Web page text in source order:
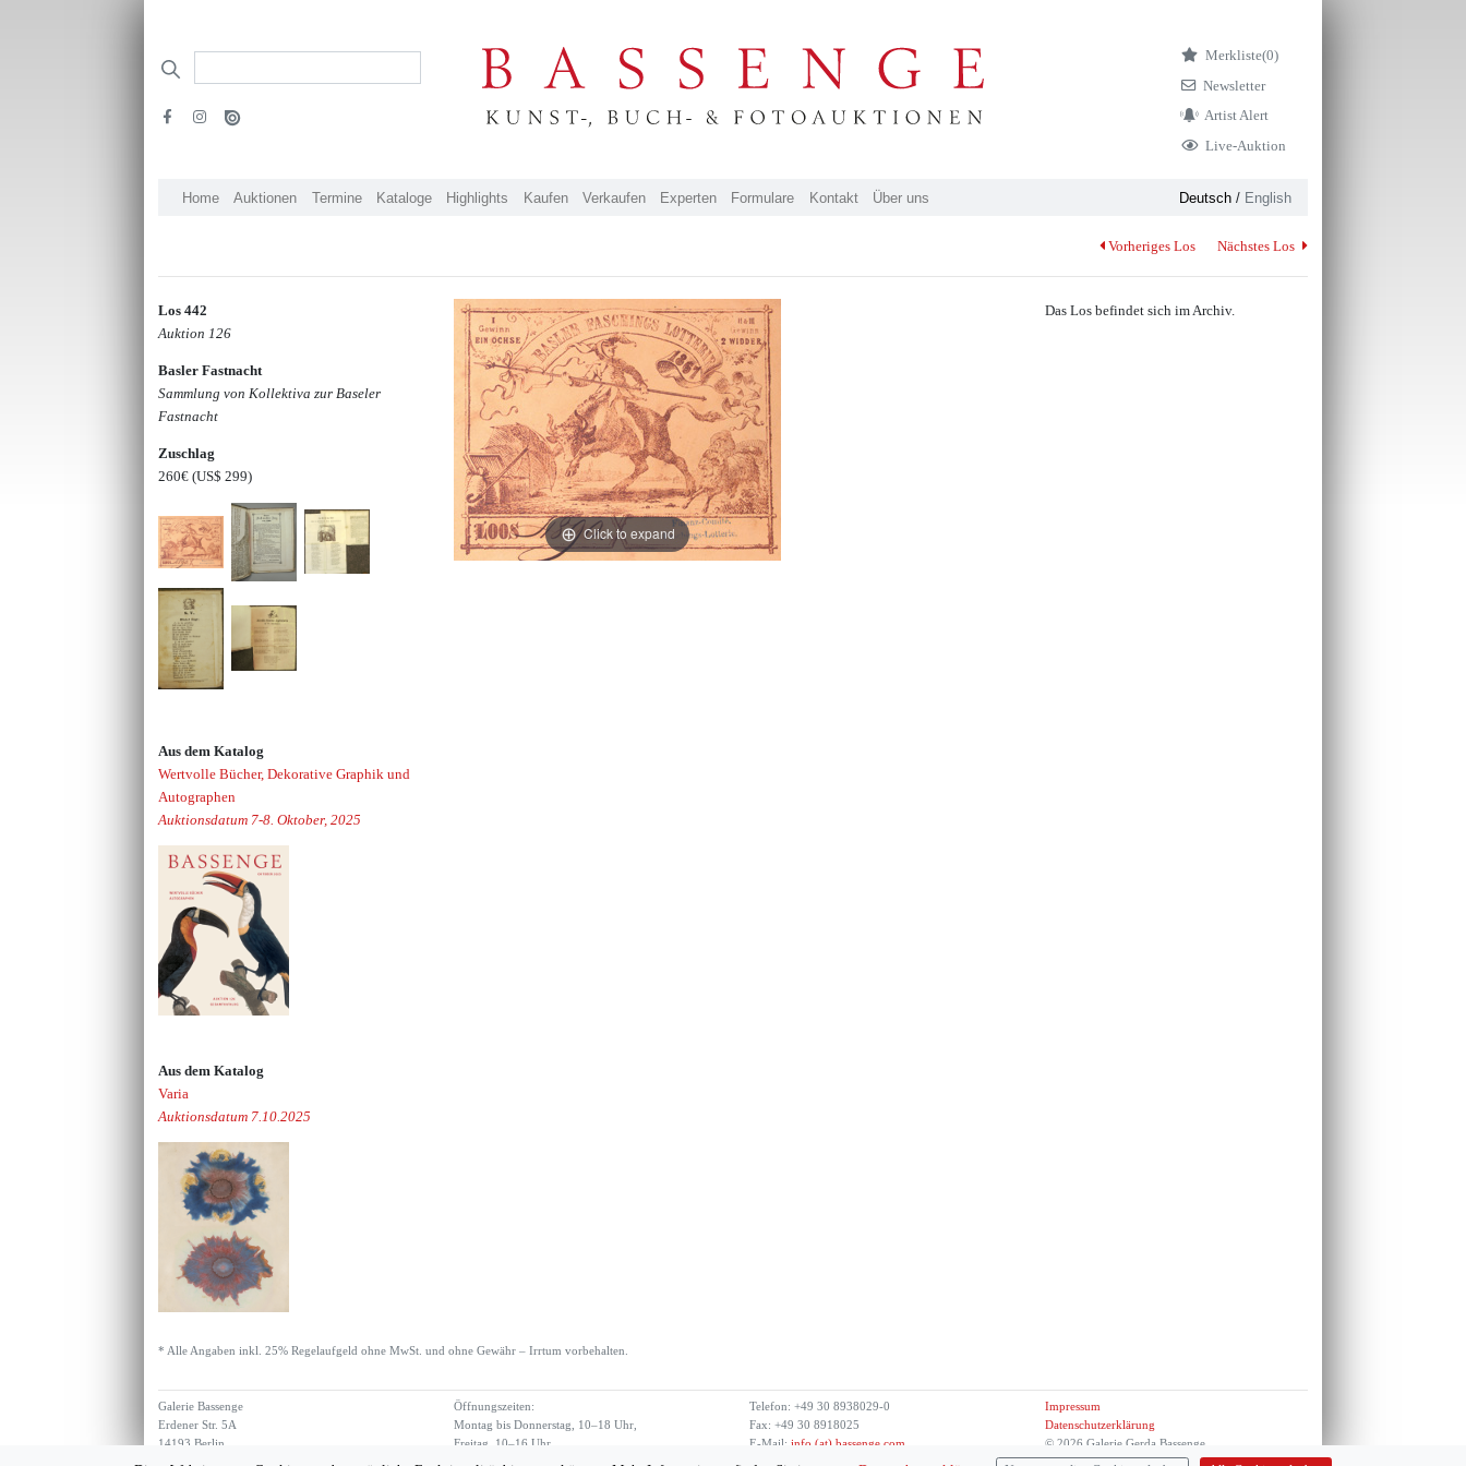
Merkliste(0)
Newsletter
Artist Alert
Live-Auktion
Home Auktionen Termine Kataloge Highlights Kaufen Verkaufen Experten Formulare Kontakt Über uns Deutsch/ English
Vorheriges Los Nächstes Los
Los 442
Auktion 126
Basler Fastnacht
Sammlung von Kollektiva zur Baseler
Fastnacht
Zuschlag
260€(US$ 299)
Aus dem Katalog
Wertvolle Bücher, Dekorative Graphik und
Autographen
Auktionsdatum 7-8. Oktober, 2025
Aus dem Katalog
Varia
Auktionsdatum 7.10.2025
Click to expand
Das Los befindet sich im Archiv.
* Alle Angaben inkl. 25% Regelaufgeld ohne MwSt. und ohne Gewähr – Irrtum vorbehalten.
Galerie Bassenge
Erdener Str. 5A
14193 Berlin
Öffnungszeiten:
Montag bis Donnerstag, 10–18 Uhr,
Freitag, 10–16 Uhr
Telefon: +49 30 8938029-0
Fax: +49 30 8918025
E-Mail: info (at) bassenge.com
Impressum
Datenschutzerklärung
© 2026 Galerie Gerda Bassenge